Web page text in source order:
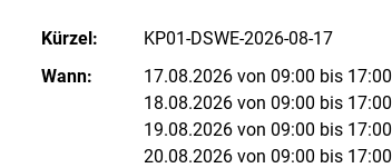
Kürzel:
KP01-DSWE-2026-08-17
Wann:
17.08.2026 von 09:00 bis 17:00
18.08.2026 von 09:00 bis 17:00
19.08.2026 von 09:00 bis 17:00
20.08.2026 von 09:00 bis 17:00